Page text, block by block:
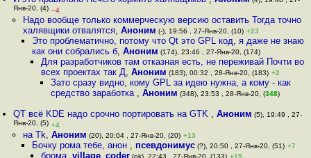
Янв-20, (4) –4
Надо вообще только коммерческую версию оставить Тогда точно
халявщики отвалятся, Аноним (-), 19:56 , 27-Янв-20, (10) +23
Это проблематично, потому что Qt это GPL код, я даже не знаю
как они собрались б, Аноним (174), 23:46 , 27-Янв-20, (174)
Для разработчиков там отказная есть, не переживай Почти во
всех проектах так Д,Аноним (183), 00:32 , 28-Янв-20, (183) +2
Зато сразу видно, кому GPL за идею нужна, а кому - как
средство заработка , Аноним (348), 23:53 , 28-Янв-20, (348)
QT всё KDE надо срочно портировать на GTK ,Аноним (5), 19:49 , 27-
Янв-20, (5) +4
на Tk, Аноним (20), 20:04 , 27-Янв-20, (20) +13
Бочку рома тебе, анон , псевдонимус(?), 20:50 , 27-Янв-20, (51) +7
брома,village_coder (ok), 22:43 , 27-Янв-20, (133) +15